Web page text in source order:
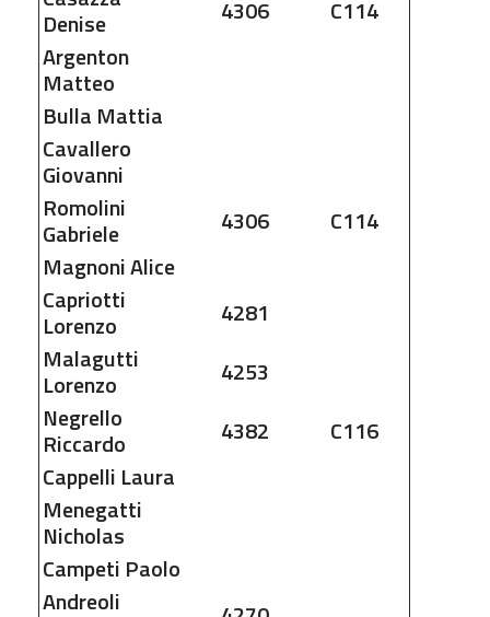
Denise 4306
C114
Argenton
Matteo
Bulla Mattia
Cavallero
Giovanni
Romolini
Gabriele 4306
C114
MagnoniAlice
Capriotti
Lorenzo
4281
Malagutti
Lorenzo
4253
Negrello
Riccardo 4382
C116
Cappelli Laura
Menegatti
Nicholas
Campeti Paolo
Andreoli